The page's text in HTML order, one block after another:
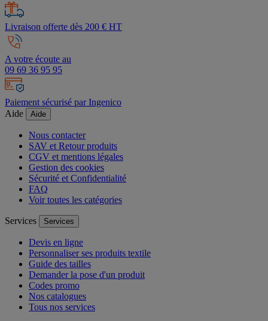
Livraison offerte dès 200 € HT
A votre écoute au
09 69 36 95 95
Paiement sécurisé par Ingenico
Aide
Aide
Nous contacter
SAV et Retour produits
CGV et mentions légales
Gestion des cookies
Sécurité et Confidentialité
FAQ
Voir toutes les catégories
Services Services
Devis en ligne
Personnaliser ses produits textile
Guide des tailles
Demander la pose d'un produit
Codes promo
Nos catalogues
Tous nos services